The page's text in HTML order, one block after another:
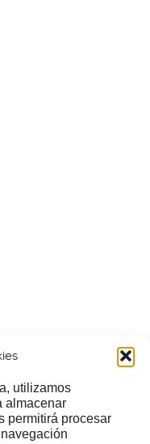
utilizamos
almacenar
permitirá procesar